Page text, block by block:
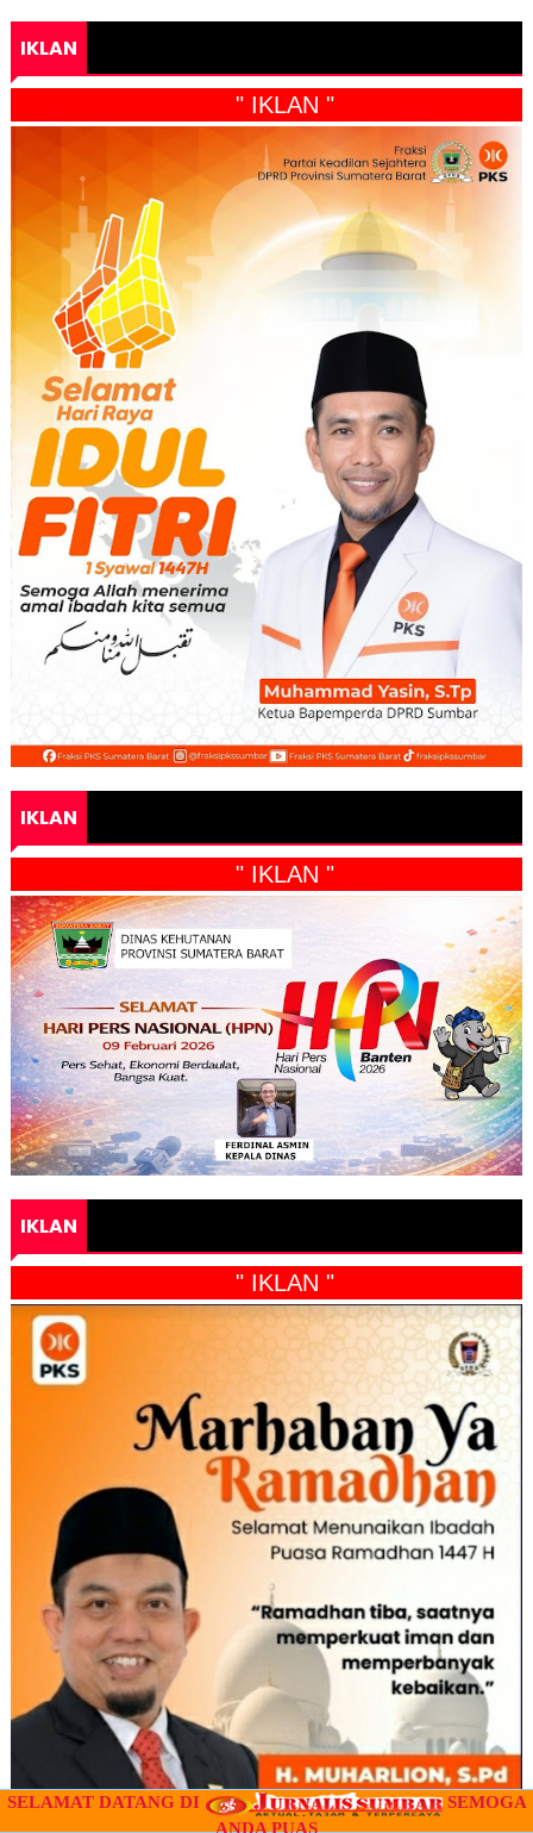
IKLAN
" IKLAN "
IKLAN
" IKLAN "
IKLAN
" IKLAN "
SELAMAT DATANG DI
SEMOGA
ANDA PUAS